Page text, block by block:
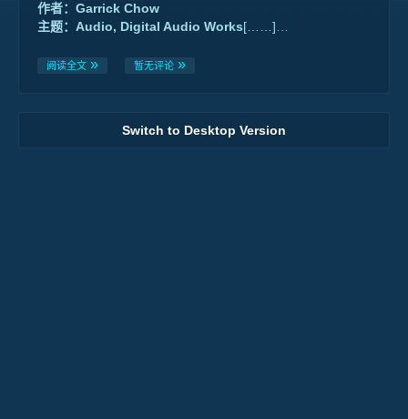
作者：Garrick Chow
主题：Audio, Digital Audio Works[……]
阅读全文 暂无评论
Switch to Desktop Version